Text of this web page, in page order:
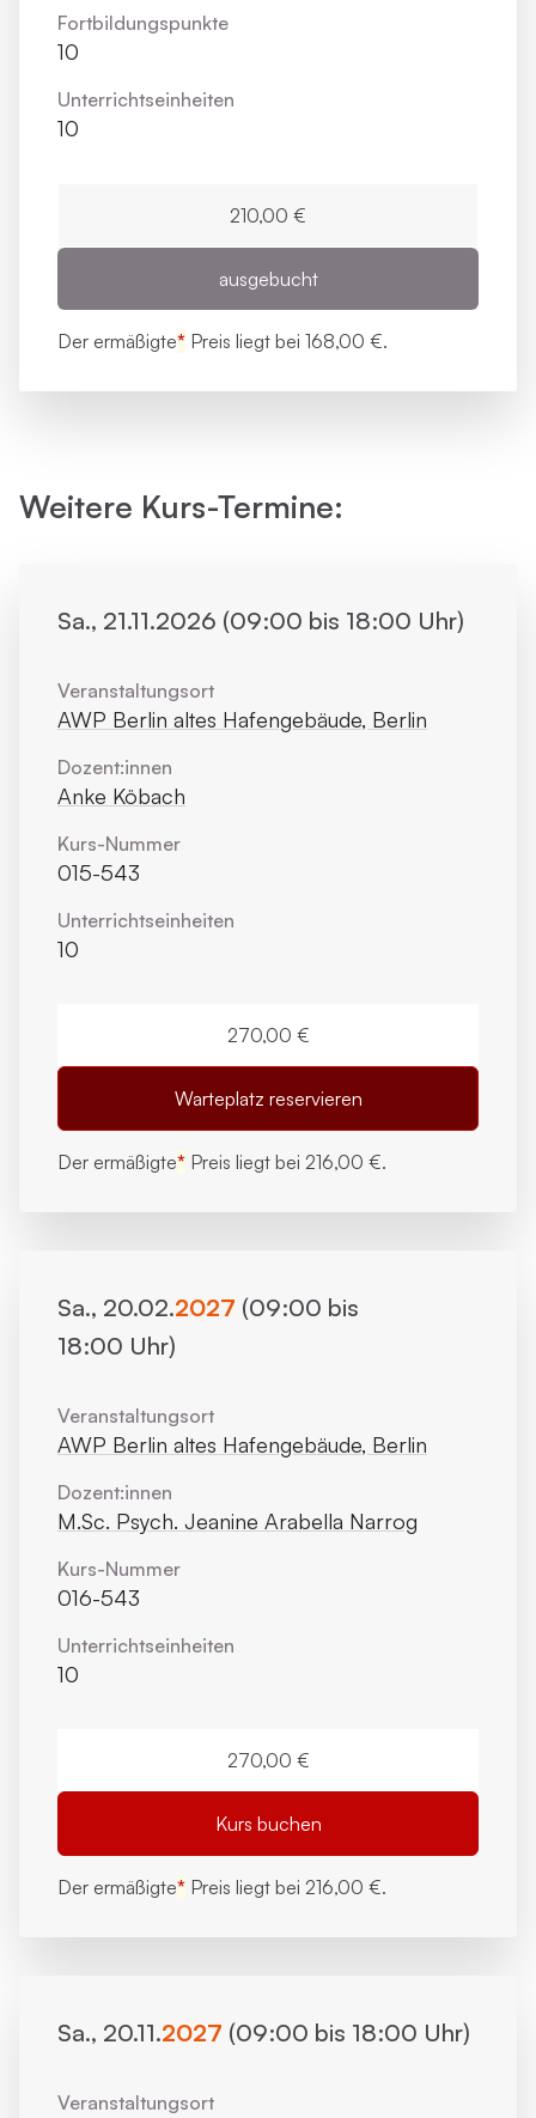
Fortbildungs­punkte
10
Unterrichts­einheiten
10
210,00 €
ausgebucht
Der ermäßigte* Preis liegt bei 168,00 €.
Weitere Kurs-Termine:
Sa., 21.11.2026 (09:00 bis 18:00 Uhr)
Veranstaltungsort
AWP Berlin altes Hafengebäude, Berlin
Dozent:innen
Anke Köbach
Kurs-Nummer
015-543
Unterrichts­einheiten
10
270,00 €
Warteplatz reservieren
Der ermäßigte* Preis liegt bei 216,00 €.
Sa., 20.02.2027 (09:00 bis
18:00 Uhr)
Veranstaltungsort
AWP Berlin altes Hafengebäude, Berlin
Dozent:innen
M.Sc. Psych. Jeanine Arabella Narrog
Kurs-Nummer
016-543
Unterrichts­einheiten
10
270,00 €
Kurs buchen
Der ermäßigte* Preis liegt bei 216,00 €.
Sa., 20.11.2027 (09:00 bis 18:00 Uhr)
Veranstaltungsort